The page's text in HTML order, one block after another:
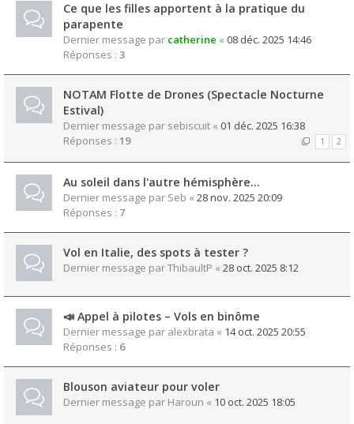
Ce que les filles apportent à la pratique du
parapente
Dernier message par catherine « 08 déc. 2025 14:46
Réponses : 3
NOTAM Flotte de Drones (Spectacle Nocturne
Estival)
Dernier message par sebiscuit « 01 déc. 2025 16:38
Réponses : 19 1 2
Au soleil dans l'autre hémisphère...
Dernier message par Seb « 28 nov. 2025 20:09
Réponses : 7
Vol en Italie, des spots à tester ?
Dernier message parThibaultP « 28 oct. 2025 8:12
📣 Appel à pilotes – Vols en binôme
Dernier message par alexbrata « 14 oct. 2025 20:55
Réponses : 6
Blouson aviateur pour voler
Dernier message par Haroun « 10 oct. 2025 18:05